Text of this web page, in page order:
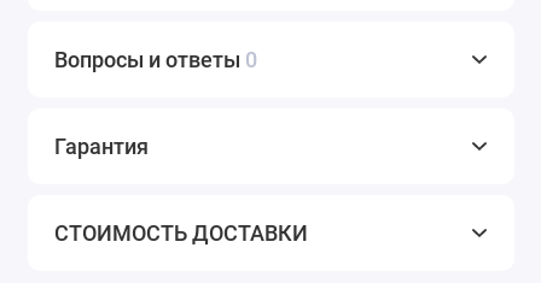
Вопросы и ответы 0
Гарантия
СТОИМОСТЬ ДОСТАВКИ